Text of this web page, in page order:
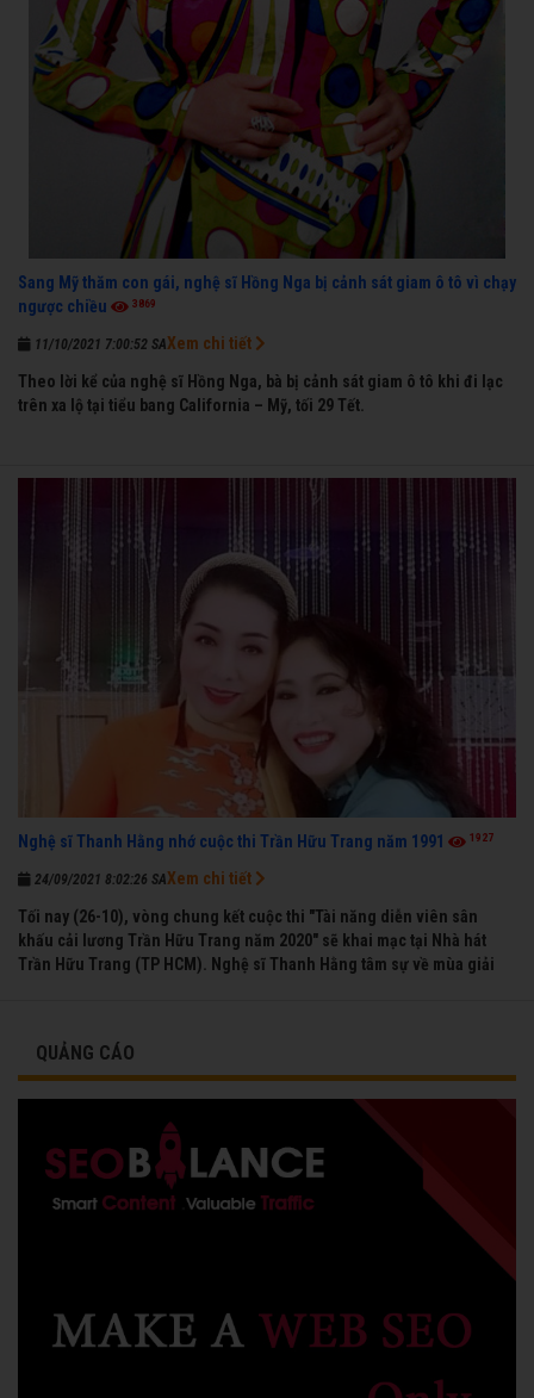
Sang Mỹ thăm con gái, nghệ sĩ Hồng Nga bị cảnh sát giam ô tô vì chạy
ngược chiều
3869
11/10/2021 7:00:52 SA
Theo lời kể của nghệ sĩ Hồng Nga, bà bị cảnh sát giam ô tô khi đi lạc
trên xa lộ tại tiểu bang California – Mỹ, tối 29 Tết.
Xem chi tiết
Nghệ sĩ Thanh Hằng nhớ cuộc thi Trần Hữu Trang năm 1991 1927
24/09/2021 8:02:26 SA
Tối nay (26-10), vòng chung kết cuộc thi "Tài năng diễn viên sân
khấu cải lương Trần Hữu Trang năm 2020" sẽ khai mạc tại Nhà hát
Trần Hữu Trang (TP HCM). Nghệ sĩ Thanh Hằng tâm sự về mùa giải
Xem chi tiết
QUẢNG CÁO